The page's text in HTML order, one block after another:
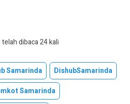
dibaca 24 kali
Samarinda
DishubSamarinda
Samarinda